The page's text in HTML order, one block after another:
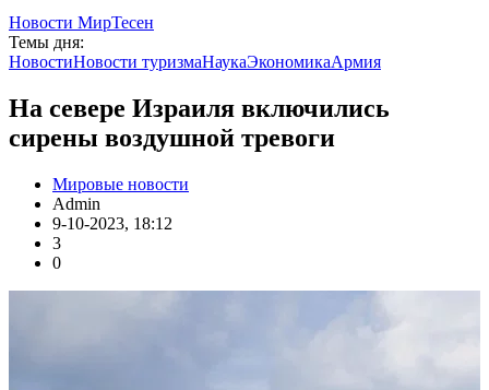
Новости МирТесен
Темы дня:
НовостиНовости туризмаНаукаЭкономикаАрмия
На севере Израиля включились
сирены воздушной тревоги
Мировые новости
Admin
9-10-2023, 18:12
3
0